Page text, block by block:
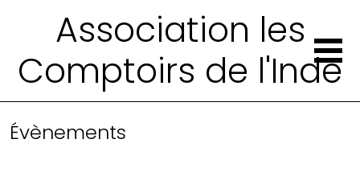
Association les
Comptoirs de l'Inde
Évènements
4 h 00 min